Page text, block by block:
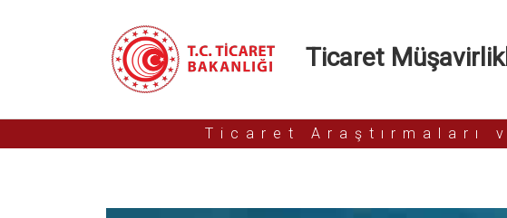
Ticaret
Ticaret Araştırmaları